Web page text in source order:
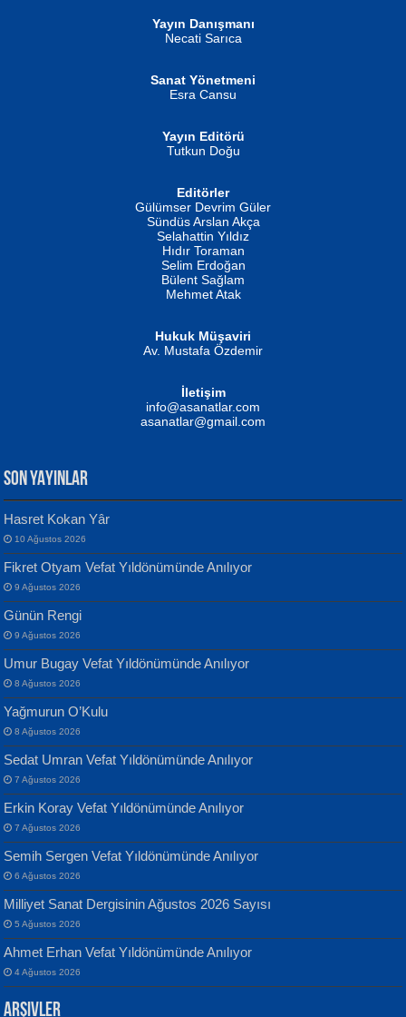
İSMAİL OKUTAN
Erkeklerin Kahrolması Ne Demektir
MUSTAFA KELOĞLU
Yarına İz Bırakmak...
ATİLLA ÖZEN
Sultan Olmadan Önce Eyüp...
EKREM KARABABA
Yaralı Şiir...
Evvel Zaman Tanrıçası...
Yılmaz Ekinci
Geceye Söylenen...
Banu Sancak
Defterimden İçeri...
İsmail Aydos
İnkisar...
Yayın Danışmanı
Necati Sarıca
Sanat Yönetmeni
Esra Cansu
Yayın Editörü
Tutkun Doğu
Editörler
Gülümser Devrim Güler
Sündüs Arslan Akça
Selahattin Yıldız
Hıdır Toraman
Selim Erdoğan
Bülent Sağlam
Mehmet Atak
Hukuk Müşaviri
Av. Mustafa Özdemir
İletişim
info@asanatlar.com
asanatlar@gmail.com
SON YAYINLAR
Hasret Kokan Yâr
10 Ağustos 2026
Fikret Otyam Vefat Yıldönümünde Anılıyor
9 Ağustos 2026
Günün Rengi
9 Ağustos 2026
Umur Bugay Vefat Yıldönümünde Anılıyor
8 Ağustos 2026
Yağmurun O’Kulu
8 Ağustos 2026
Sedat Umran Vefat Yıldönümünde Anılıyor
7 Ağustos 2026
Erkin Koray Vefat Yıldönümünde Anılıyor
7 Ağustos 2026
Semih Sergen Vefat Yıldönümünde Anılıyor
6 Ağustos 2026
Milliyet Sanat Dergisinin Ağustos 2026 Sayısı
5 Ağustos 2026
Ahmet Erhan Vefat Yıldönümünde Anılıyor
4 Ağustos 2026
Arşivler